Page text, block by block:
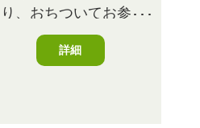
り、おちついてお参り
することができます。
詳細